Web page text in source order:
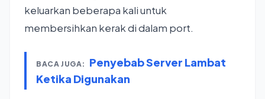
keluarkan beberapa kali untuk
membersihkan kerak di dalam port.
BACA JUGA:
Penyebab Server Lambat
Ketika Digunakan